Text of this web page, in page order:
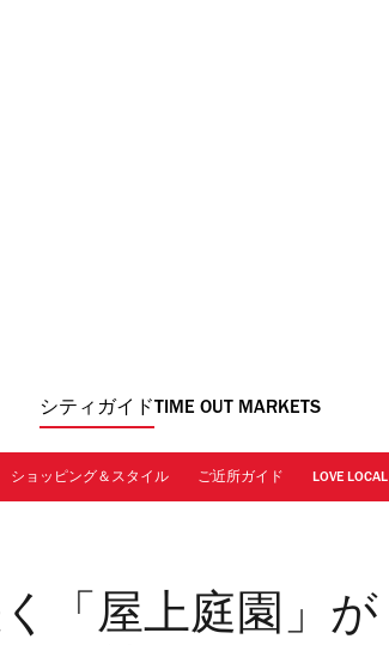
シティガイド TIME OUT MARKETS
ショッピング＆スタイル ご近所ガイド LOVE LOCAL
「屋上庭園」が